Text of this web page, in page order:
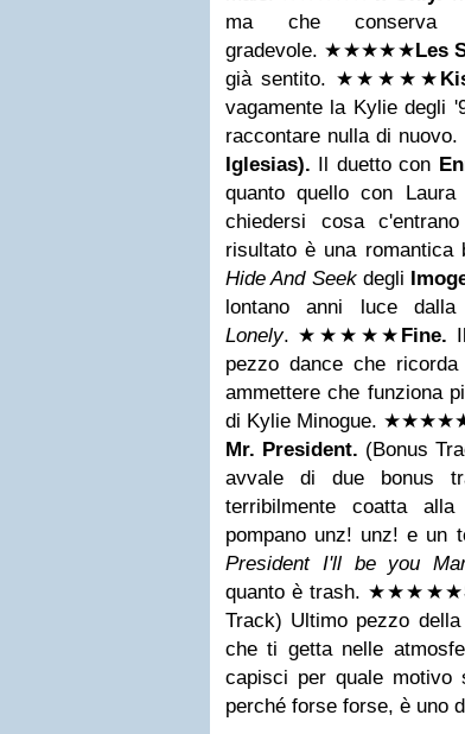
ma che conserva
gradevole. ★★★★★Les
già sentito. ★★ ★ ★ ★
vagamente la Kylie degli
raccontare nulla di nuovo.
Iglesias). Il duetto con
quanto quello con
chiedersi cosa
risultato è una
Hide And Seekdegli
lontano anni luce
Lonely. ★★★ ★ ★ Fine.
pezzo dance che
ammettere che funziona
di Kylie Minogue. ★★★★
Mr. President. (Bonus
avvale di due bonus
terribilmente coatta
pompano unz! unz! e un
President I'll be you
quanto è trash. ★★★ ★★
Track) Ultimo pezzo
che ti getta nelle
capisci per quale motivo
perché forse forse, è uno